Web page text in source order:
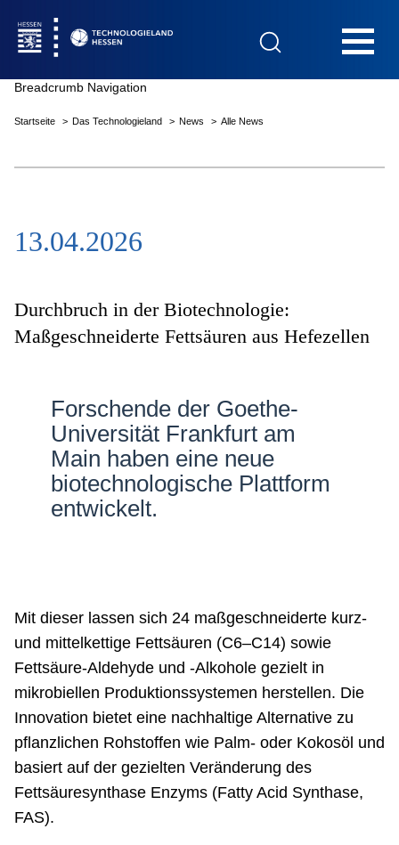
Das Technologieland
Innovationsfelder
Netzwerke
Breadcrumb Navigation
Startseite Das Technologieland News Alle News
13.04.2026
Durchbruch in der Biotechnologie:
Maßgeschneiderte Fettsäuren aus Hefezellen
Forschende der Goethe-
Universität Frankfurt am
Main haben eine neue
biotechnologische Plattform
entwickelt.
Mit dieser lassen sich 24 maßgeschneiderte kurz-
und mittelkettige Fettsäuren (C6–C14) sowie
Fettsäure-Aldehyde und -Alkohole gezielt in
mikrobiellen Produktionssystemen herstellen. Die
Innovation bietet eine nachhaltige Alternative zu
pflanzlichen Rohstoffen wie Palm- oder Kokosöl und
basiert auf der gezielten Veränderung des
Fettsäuresynthase Enzyms (Fatty Acid Synthase,
FAS).